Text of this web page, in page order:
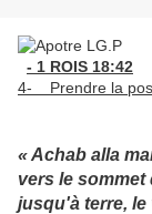
- 1 ROIS 18:42
4- Prendre la
« Achab alla
vers le
jusqu'à terre,